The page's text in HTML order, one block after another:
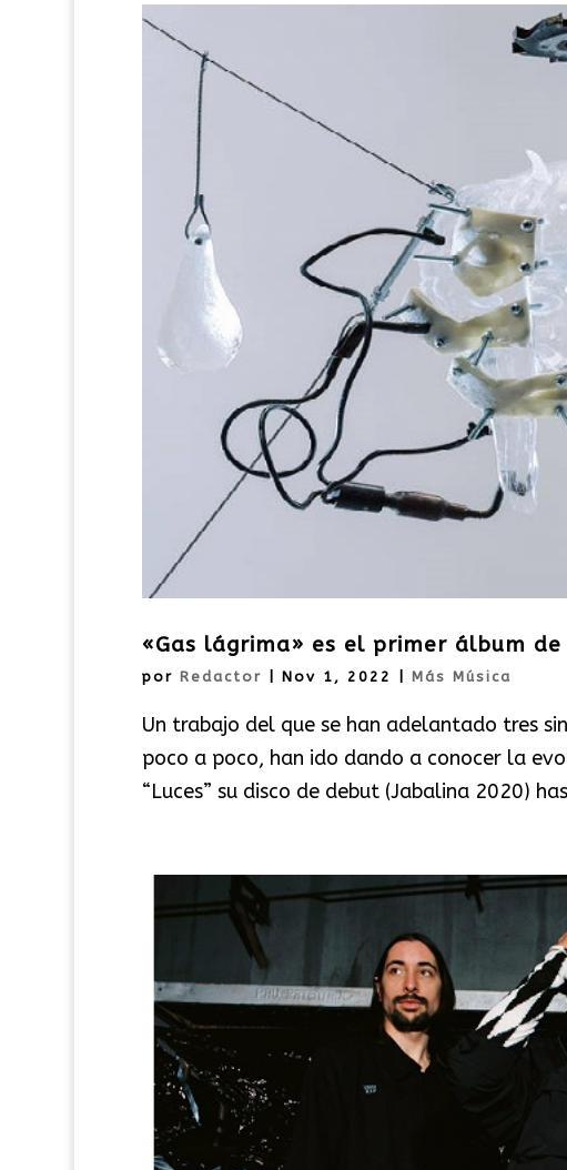
«Gas lágrima» es el primer álbum
por Redactor Nov 1, 2022 Más Música
Un trabajo del que se han adelantado tres
poco a poco, han ido dando a conocer la
“Luces” su disco de debut (Jabalina 2020)